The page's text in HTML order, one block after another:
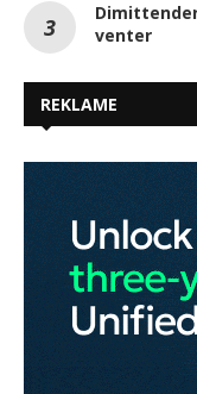
venter
REKLAME